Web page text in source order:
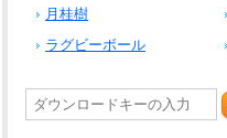
月桂樹
ラグビーボール